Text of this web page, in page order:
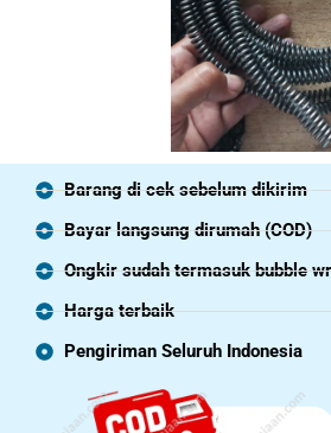
Barang di cek sebelum dikirim
Bayar langsung dirumah (COD)
Ongkir sudah termasuk bubble
Harga terbaik
Pengiriman Seluruh Indonesia